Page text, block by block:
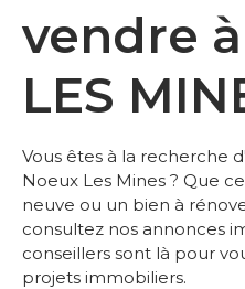
vendre
LES
Vous êtes à la recherche
Noeux Les Mines ? Que
neuve ou un bien à
consultez nos annonces
conseillers sont là pour
projets immobiliers.